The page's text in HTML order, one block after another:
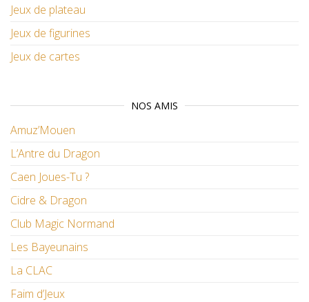
Jeux de plateau
Jeux de figurines
Jeux de cartes
NOS AMIS
Amuz’Mouen
L’Antre du Dragon
Caen Joues-Tu ?
Cidre & Dragon
Club Magic Normand
Les Bayeunains
La CLAC
Faim d’Jeux